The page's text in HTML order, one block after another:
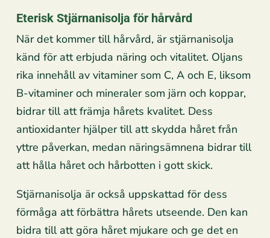
Eterisk Stjärnanisolja för hårvård
När det kommer till hårvård, är stjärnanisolja
känd för att erbjuda näring och vitalitet. Oljans
rika innehåll av vitaminer som C, A och E, liksom
B-vitaminer och mineraler som järn och koppar,
bidrar till att främja hårets kvalitet. Dess
antioxidanter hjälper till att skydda håret från
yttre påverkan, medan näringsämnena bidrar till
att hålla håret och hårbotten i gott skick.
Stjärnanisolja är också uppskattad för dess
förmåga att förbättra hårets utseende. Den kan
bidra till att göra håret mjukare och ge det en